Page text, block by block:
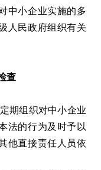
中小企业实施的多
人民政府组织有关
查
期组织对中小企业
法的行为及时予以
他直接责任人员依